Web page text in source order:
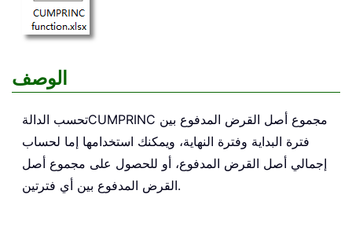
الوصف
تحسب الدالةCUMPRINC
فترة البداية وفترة النهاية، ويمكنك استخدامها إما لحساب
إجمالي أصل القرض المدفوع، أو للحصول على مجموع أصل
القرض المدفوع بين أي فترتين.